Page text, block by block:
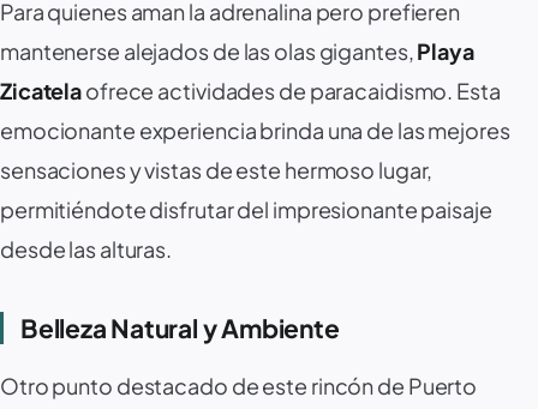
Para quienes aman la adrenalina pero prefieren
mantenerse alejados de las olas gigantes,Playa
Zicatelaofrece actividades de paracaidismo. Esta
emocionante experiencia brinda una de las mejores
sensaciones y vistas de este hermoso lugar,
permitiéndote disfrutar del impresionante paisaje
desde las alturas.
Belleza Natural y Ambiente ️
Otro punto destacado de este rincón de Puerto